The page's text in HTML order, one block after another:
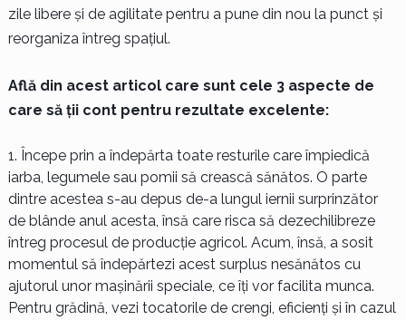
zile libere și de agilitate pentru a pune din nou la punct și
reorganiza întreg spațiul.
Află din acest articol care sunt cele 3 aspecte de
care să ții cont pentru rezultate excelente:
Începe prin a îndepărta toate resturile care împiedică
iarba, legumele sau pomii să crească sănătos. O parte
dintre acestea s-au depus de-a lungul iernii surprinzător
de blânde anul acesta, însă care risca să dezechilibreze
întreg procesul de producție agricol. Acum, însă, a sosit
momentul să îndepărtezi acest surplus nesănătos cu
ajutorul unor mașinării speciale, ce îți vor facilita munca.
Pentru grădină, vezi tocatorile de crengi, eficienți și în cazul